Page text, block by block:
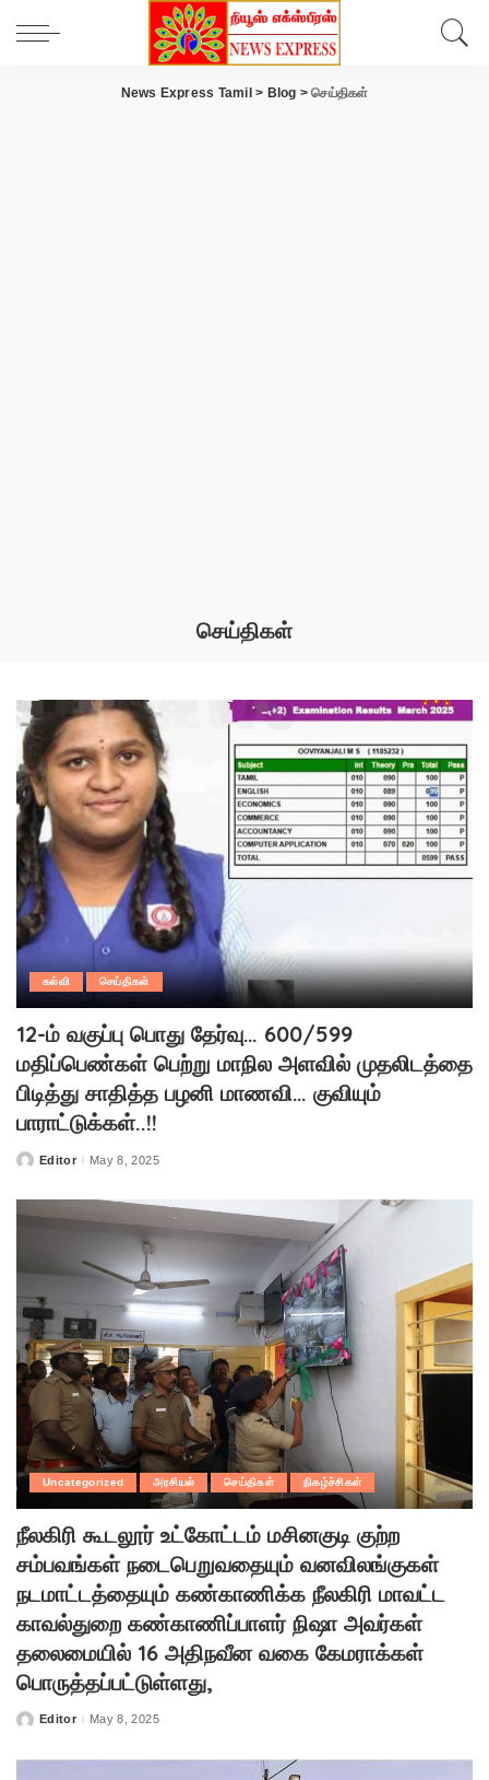
News Express Tamil > Blog >செய்திகள்
செய்திகள்
கல்வி செய்திகள்
12-ம் வகுப்பு பொது தேர்வு… 600/599
மதிப்பெண்கள் பெற்று மாநில அளவில் முதலிடத்தை
பிடித்து சாதித்த பழனி மாணவி… குவியும்
பாராட்டுக்கள்..!!
PostedEditor May 8, 2025
Uncategorized அரசியல் செய்திகள் நிகழ்ச்சிகள்
நீலகிரி கூடலூர் உட்கோட்டம் மசினகுடி குற்ற
சம்பவங்கள் நடைபெறுவதையும் வனவிலங்குகள்
நடமாட்டத்தையும் கண்காணிக்க நீலகிரி மாவட்ட
காவல்துறை கண்காணிப்பாளர் நிஷா அவர்கள்
தலைமையில் 16 அதிநவீன வகை கேமராக்கள்
பொருத்தப்பட்டுள்ளது,
PostedEditor May 8, 2025